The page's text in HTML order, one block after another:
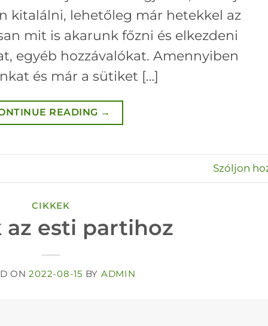
kitalálni, lehetőleg már hetekkel az
mit is akarunk főzni és elkezdeni
egyéb hozzávalókat. Amennyiben
és már a sütiket […]
READING →
Szóljon
CIKKEK
az esti partihoz
ON2022-08-15 BY ADMIN